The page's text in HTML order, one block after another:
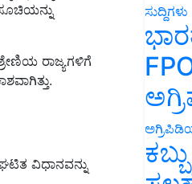
ರಾಜ್ಯಗಳಿಗೆ
ವಿಧಾನವನ್ನು
ಸುದ್ದಿಗಳು